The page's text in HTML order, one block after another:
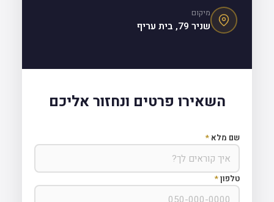
מיקום
שניר 79, בית עריף
השאירו פרטים ונחזור אליכם
שם מלא *
טלפון*